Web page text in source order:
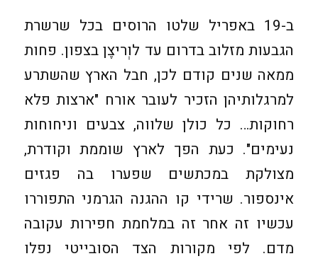
ב-19 באפריל שלטו הרוסים בכל שרשרת
הגבעות מזלוב בדרום עד לוְריצֶן בצפון. פחות
ממאה שנים קודם לכן, חבל הארץ שהשתרע
למרגלותיהן הזכיר לעובר אורח "ארצות פלא
רחוקות… כל כולן שלווה, צבעים וניחוחות
נעימים". כעת הפך לארץ שוממת וקודרת,
מצולקת במכתשים שפערו בה פגזים
אינספור. שרידי קו ההגנה הגרמני התפוררו
עכשיו זה אחר זה במלחמת חפירות עקובה
מדם. לפי מקורות הצד הסובייטי נפלו